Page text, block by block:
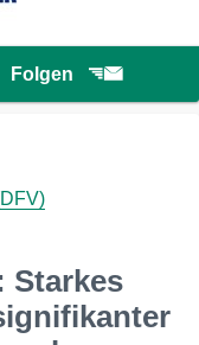
Folgen
Starkes